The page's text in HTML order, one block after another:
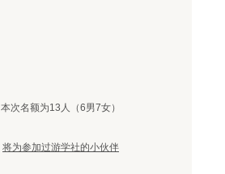
本次名额为13人（6男7女）
将为参加过游学社的小伙伴